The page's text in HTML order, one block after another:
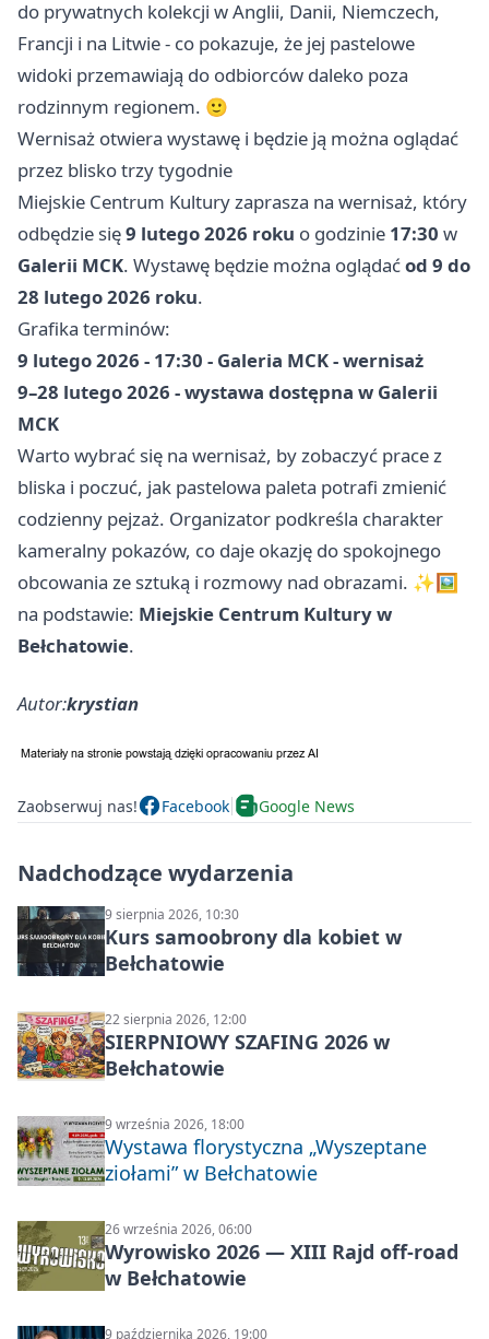
do prywatnych kolekcji w Anglii, Danii, Niemczech,
Francji i na Litwie - co pokazuje, że jej pastelowe
widoki przemawiają do odbiorców daleko poza
rodzinnym regionem. 🙂
Wernisaż otwiera wystawę i będzie ją można oglądać
przez blisko trzy tygodnie
Miejskie Centrum Kultury zaprasza na wernisaż, który
odbędzie się9 lutego 2026 roku o godzinie 17:30 w
Galerii MCK. Wystawę będzie można oglądaćod 9 do
28 lutego 2026 roku.
Grafika terminów:
9 lutego 2026 - 17:30 - Galeria MCK - wernisaż
9–28 lutego 2026 - wystawa dostępna w Galerii
MCK
Warto wybrać się na wernisaż, by zobaczyć prace z
bliska i poczuć, jak pastelowa paleta potrafi zmienić
codzienny pejzaż. Organizator podkreśla charakter
kameralny pokazów, co daje okazję do spokojnego
obcowania ze sztuką i rozmowy nad obrazami. ✨🖼️
na podstawie: Miejskie Centrum Kultury w
Bełchatowie.
Autor:krystian
Zaobserwuj nas! Facebook Google News
Nadchodzące wydarzenia
9 sierpnia 2026, 10:30
Kurs samoobrony dla kobiet w
Bełchatowie
22 sierpnia 2026, 12:00
SIERPNIOWY SZAFING 2026 w
Bełchatowie
9 września 2026, 18:00
Wystawa florystyczna „Wyszeptane
ziołami” w Bełchatowie
26 września 2026, 06:00
Wyrowisko 2026 — XIII Rajd off‑road
w Bełchatowie
9 października 2026, 19:00